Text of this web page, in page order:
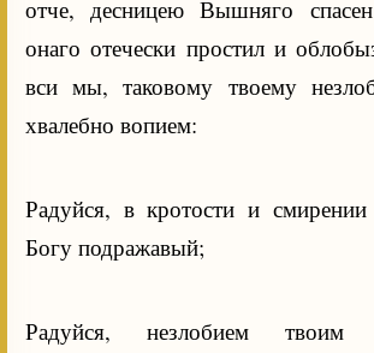
отче, десницею Вышняго
онаго отечески простил и
вси мы, таковому твоему
хвалебно вопием:
Радуйся, в кротости и
Богу подражавый;
Радуйся, незлобием